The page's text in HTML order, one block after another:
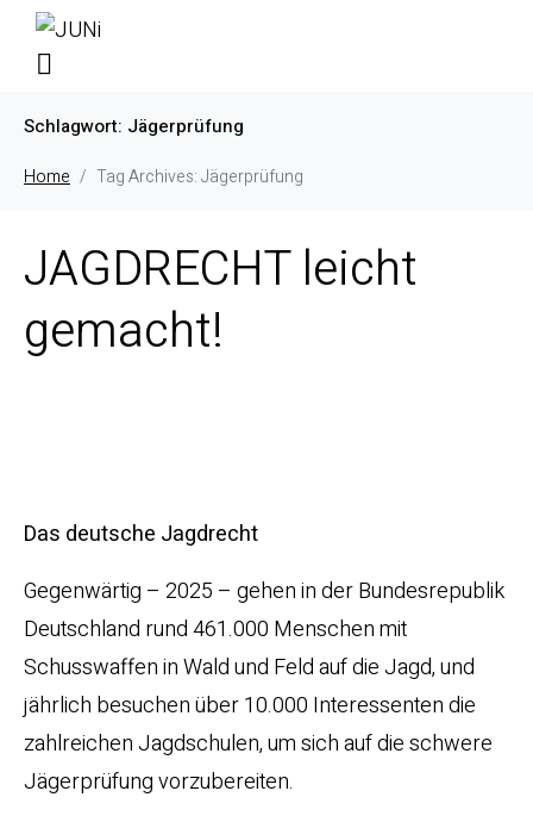
Schlagwort: Jägerprüfung
Home Tag Archives: Jägerprüfung
JAGDRECHT leicht
gemacht!
Das deutsche Jagdrecht
Gegenwärtig – 2025 – gehen in der Bundesrepublik
Deutschland rund 461.000 Menschen mit
Schusswaffen in Wald und Feld auf die Jagd, und
jährlich besuchen über 10.000 Interessenten die
zahlreichen Jagdschulen, um sich auf die schwere
Jägerprüfung vorzubereiten.